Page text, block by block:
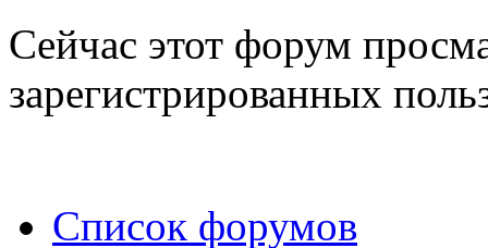
Сейчас этот форум
зарегистрированных
Список форумов